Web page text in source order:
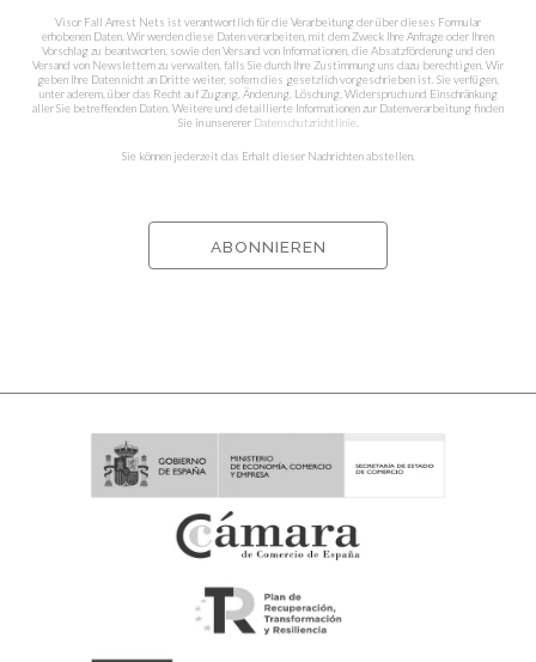
Visor Fall Arrest Nets ist verantwortlich für die Verarbeitung der über dieses Formular
erhobenen Daten. Wir werden diese Daten verarbeiten, mit dem Zweck Ihre Anfrage oder Ihren
Vorschlag zu beantworten, sowie den Versand von Informationen, die Absatzförderung und den
Versand von Newslettern zu verwalten, falls Sie durch Ihre Zustimmung uns dazu berechtigen. Wir
geben Ihre Daten nicht an Dritte weiter, sofern dies gesetzlich vorgeschrieben ist. Sie verfügen,
unter aderem, über das Recht auf Zugang, Änderung, Löschung, Widerspruch und Einschränkung
aller Sie betreffenden Daten. Weitere und detaillierte Informationen zur Datenverarbeitung finden
Sie in unsererer Datenschutzrichtlinie.
Sie können jederzeit das Erhalt dieser Nachrichten abstellen.